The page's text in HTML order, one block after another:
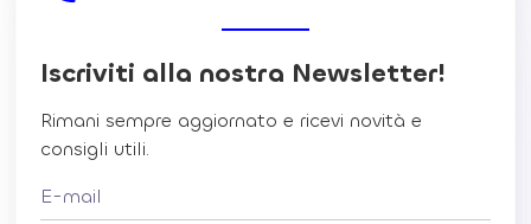
Iscriviti alla nostra Newsletter!
Rimani sempre aggiornato e ricevi novità e
consigli utili.